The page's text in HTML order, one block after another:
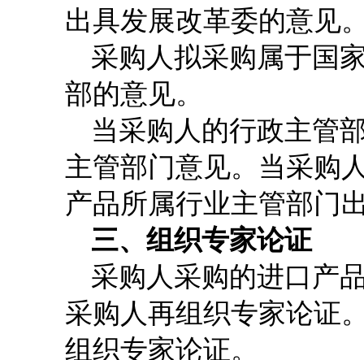
出具发展改革委的意见
采购人拟采购属于国
部的意见。
当采购人的行政主管
主管部门意见。当采购
产品所属行业主管部门
三、组织专家论证
采购人采购的进口产
采购人再组织专家论证
组织专家论证。